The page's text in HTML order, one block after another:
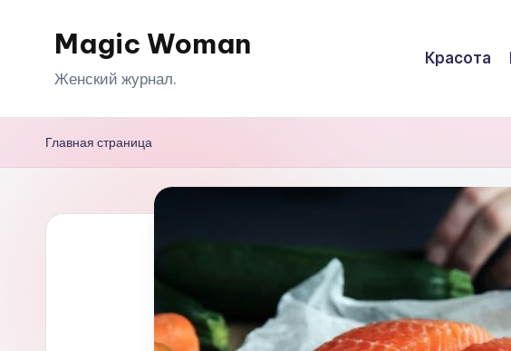
Magic Woman
Женский журнал.
Красота
Главная страница